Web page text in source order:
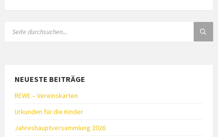
NEUESTE BEITRÄGE
REWE – Vereinskarten
Urkunden für die Kinder
Jahreshauptversammlung 2026